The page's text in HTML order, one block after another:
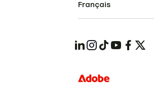
Français